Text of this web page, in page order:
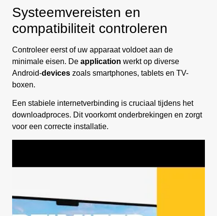
Systeemvereisten en
compatibiliteit controleren
Controleer eerst of uw apparaat voldoet aan de
minimale eisen. De application werkt op diverse
Android-devices zoals smartphones, tablets en TV-
boxen.
Een stabiele internetverbinding is cruciaal tijdens het
downloadproces. Dit voorkomt onderbrekingen en zorgt
voor een correcte installatie.